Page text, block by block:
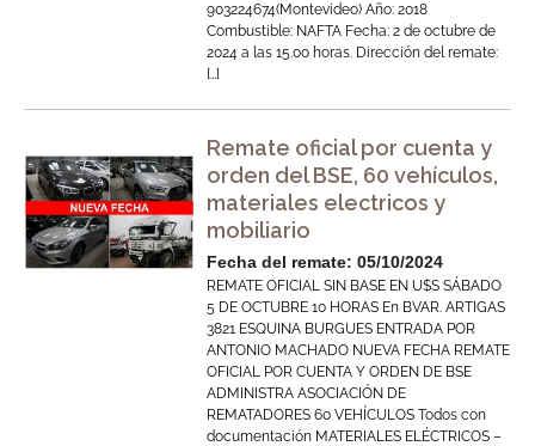
903224674(Montevideo) Año: 2018
Combustible: NAFTA Fecha: 2 de octubre de
2024 a las 15.00 horas. Dirección del remate:
[…]
Remate oficial por cuenta y
orden del BSE, 60 vehículos,
materiales electricos y
mobiliario
Fecha del remate: 05/10/2024
REMATE OFICIAL SIN BASE EN U$S SÁBADO
5 DE OCTUBRE 10 HORAS En BVAR. ARTIGAS
3821 ESQUINA BURGUES ENTRADA POR
ANTONIO MACHADO NUEVA FECHA REMATE
OFICIAL POR CUENTA Y ORDEN DE BSE
ADMINISTRA ASOCIACIÓN DE
REMATADORES 60 VEHÍCULOS Todos con
documentación MATERIALES ELÉCTRICOS –